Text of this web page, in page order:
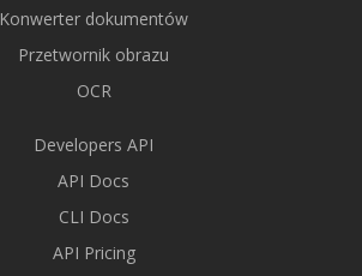
Konwerter dokumentów
Przetwornik obrazu
OCR
Developers API
API Docs
CLI Docs
API Pricing